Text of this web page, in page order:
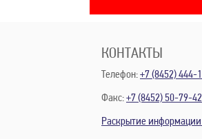
КОНТАКТЫ
Телефон:+7 (8452) 444-
Факс:+7 (8452) 50-79-42
Раскрытие